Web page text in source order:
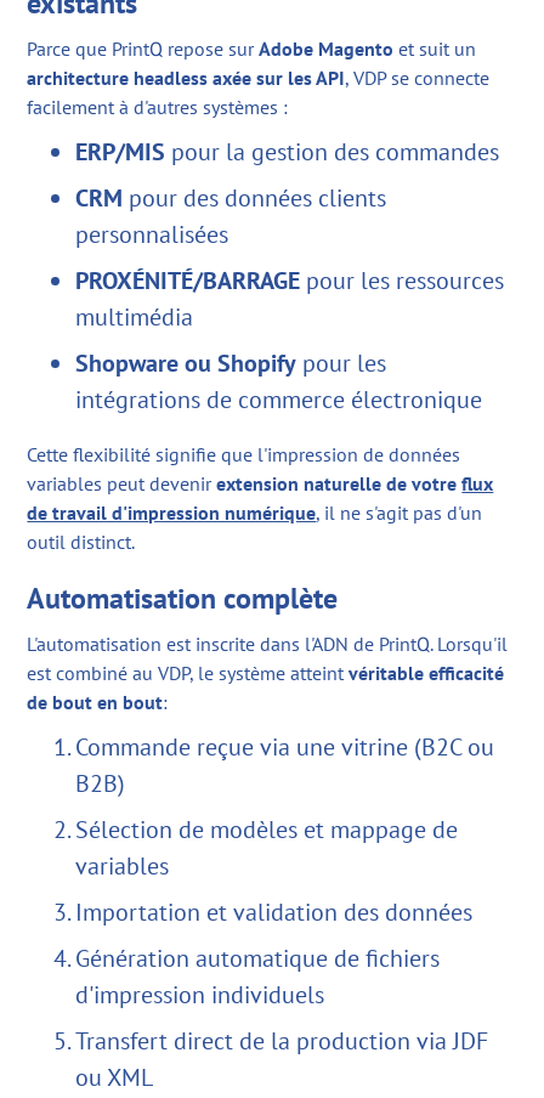
Parce que PrintQ repose surAdobe Magento et suit un
architecture headless axée sur les API, VDP se connecte
facilement à d'autres systèmes :
ERP/MIS pour la gestion des commandes
CRM pour des données clients
personnalisées
PROXÉNITÉ/BARRAGE pour les ressources
multimédia
Shopware ou Shopify pour les
intégrations de commerce électronique
Cette flexibilité signifie que l'impression de données
variables peut devenirextension naturelle de votreflux
de travail d'impression numérique, il ne s'agit pas d'un
outil distinct.
Automatisation complète
L'automatisation est inscrite dans l'ADN de PrintQ. Lorsqu'il
est combiné au VDP, le système atteintvéritable efficacité
de bout en bout:
Commande reçue via une vitrine (B2C ou
B2B)
Sélection de modèles et mappage de
variables
Importation et validation des données
Génération automatique de fichiers
d'impression individuels
Transfert direct de la production via JDF
ou XML